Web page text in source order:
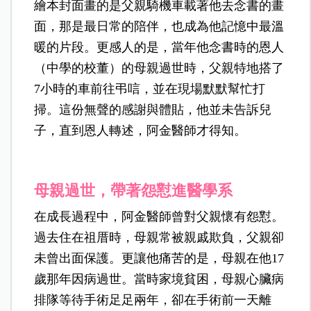
繪本封面畫的是父親騎機車載著他去念書的畫
面，那是最日常的陪伴，也成為他記憶中最溫
暖的片段。更感人的是，當年他念書時的恩人
（中學的校董）的母親過世時，父親特地搭了
7小時的車前往弔唁，並在現場默默幫忙打
掃。這份無聲的感謝與體貼，他並未告訴兒
子，直到恩人轉述，阿金醫師才得知。
母親過世，帶著怨懟進醫學系
在成長過程中，阿金醫師曾對父親懷有怨懟。
過去住在祖厝時，母親常被親戚欺負，父親卻
未曾出面保護。更讓他痛苦的是，母親在他17
歲那年因病過世。當時家境貧困，母親心臟病
排隊等待手術足足兩年，卻在手術前一天離